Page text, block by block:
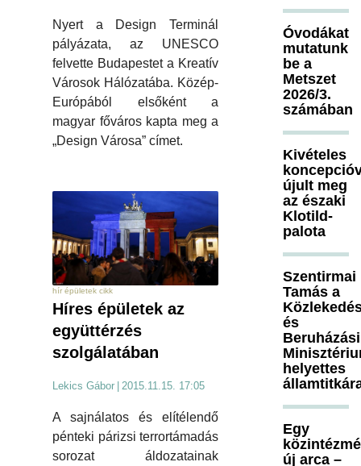
Nyert a Design Terminál
pályázata, az UNESCO
felvette Budapestet a Kreatív
Városok Hálózatába. Közép-
Európából elsőként a
magyar főváros kapta meg a
„Design Városa” címet.
hír épületek cikk
Híres épületek az
együttérzés
szolgálatában
Lekics Gábor 2015.11.15. 17:05
A sajnálatos és elítélendő
pénteki párizsi terrortámadás
sorozat áldozatainak
Óvodákat
mutatunk
be a
Metszet
2026/3.
számában
Kivételes
újult meg
az északi
Klotild-
palota
Szentirmai
Tamás a
és
Beruházási
helyettes
Egy
új arca –